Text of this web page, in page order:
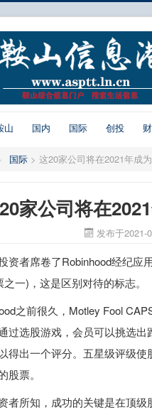
山 国内 国际 创投
国际 > 这20家公司将在2021年成
家公司将在
发布于2021-
资者席卷了Robinhood经纪应
一)，这是区别对待的标志。
之前很久，Motley Fool
过选股游戏，会员可以挑选
得出一个评分。五星级评级
股票。
者所知，成功的关键是在顶